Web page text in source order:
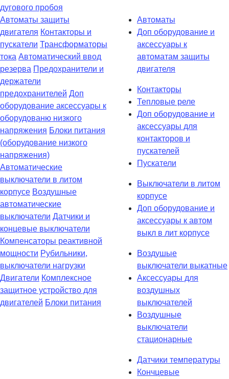
дугового пробоя
Автоматы защиты
двигателя Контакторы и
пускатели Трансформаторы
тока Автоматический ввод
резерва Предохранители и
держатели
предохранителей Доп
оборудование аксессуары к
оборудованю низкого
напряжения Блоки питания
(оборудование низкого
напряжения)
Автоматические
выключатели в литом
корпусе Воздушные
автоматические
выключатели Датчики и
концевые выключатели
Компенсаторы реактивной
мощности Рубильники,
выключатели нагрузки
Двигатели Комплексное
защитное устройство для
двигателей Блоки питания
Автоматы
Доп оборудование и
аксессуары к
автоматам защиты
двигателя
Контакторы
Тепловые реле
Доп оборудование и
аксессуары для
контакторов и
пускателей
Пускатели
Выключатели в литом
корпусе
Доп оборудование и
аксессуары к автом
выкл в лит корпусе
Воздушые
выключатели выкатные
Аксессуары для
воздушных
выключателей
Воздушные
выключатели
стационарные
Датчики температуры
Кончцевые